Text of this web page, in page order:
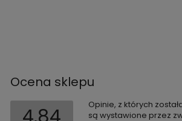
Ocena sklepu
Opinie, z których
są wystawione przez